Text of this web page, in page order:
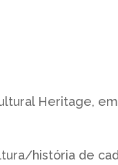
Heritage,
história de